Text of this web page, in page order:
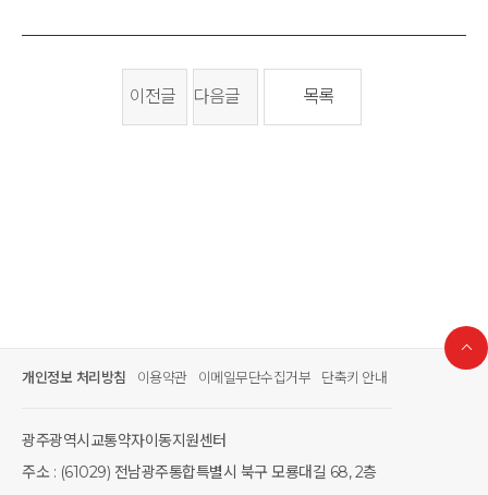
이전글 다음글 목록
개인정보 처리방침 이용약관 이메일무단수집거부 단축키 안내
광주광역시교통약자이동지원센터
주소 : (61029) 전남광주통합특별시 북구 모룡대길 68, 2층